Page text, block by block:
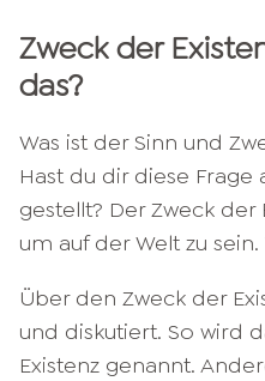
Zweck der
das?
Was ist der Sinn und
Hast du dir diese
gestellt? Der Zweck der
um auf der Welt zu
Über den Zweck der
und diskutiert. So wird
Existenz genannt.